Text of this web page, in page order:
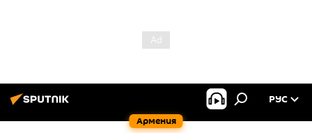
Армения
РУС